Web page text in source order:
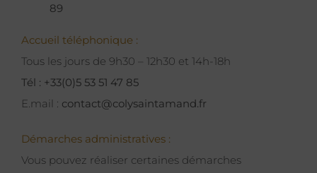
89
Accueil téléphonique :
Tous les jours de 9h30 – 12h30 et 14h-18h
Tél : +33(0)5 53 51 47 85
E.mail : contact@colysaintamand.fr
Démarches administratives :
Vous pouvez réaliser certaines démarches